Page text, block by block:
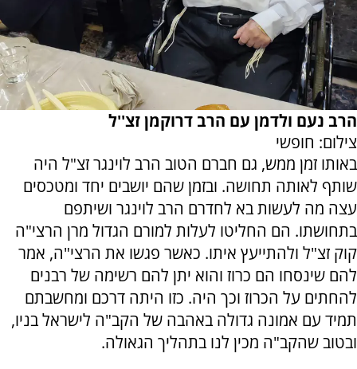
הרב נעם ולדמן עם הרב דרוקמן זצ''ל
צילום: חופשי
באותו זמן ממש, גם חברם הטוב הרב לוינגר זצ"ל היה
שותף לאותה תחושה. ובזמן שהם יושבים יחד ומטכסים
עצה מה לעשות בא לחדרם הרב לוינגר ושיתפם
בתחושתו. הם החליטו לעלות למורם הגדול מרן הרצי"ה
קוק זצ"ל ולהתייעץ איתו. כאשר פגשו את הרצי"ה, אמר
להם שינסחו הם כרוז והוא יתן להם רשימה של רבנים
להחתים על הכרוז וכך היה. כזו היתה דרכם ומחשבתם
תמיד עם אמונה גדולה באהבה של הקב"ה לישראל בניו,
ובטוב שהקב"ה מכין לנו בתהליך הגאולה.